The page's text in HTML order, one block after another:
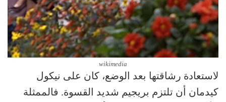
wikimedia
لاستعادة رشاقتها بعد الوضع، كان على نيكول
كيدمان أن تلتزم بريجيم شديد القسوة. فالممثلة